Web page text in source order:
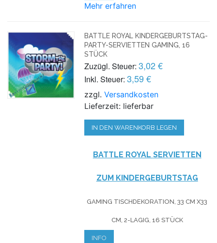
Mehr erfahren
BATTLE ROYAL KINDERGEBURTSTAG-
PARTY-SERVIETTEN GAMING, 16
STÜCK
Zuzügl. Steuer: 3,02 €
Inkl. Steuer: 3,59 €
zzgl.Versandkosten
Lieferzeit: lieferbar
IN DEN WARENKORB LEGEN
BATTLE ROYAL SERVIETTEN
ZUM KINDERGEBURTSTAG
GAMING TISCHDEKORATION, 33 CM X33
CM, 2-LAGIG , 16 STÜCK
INFO